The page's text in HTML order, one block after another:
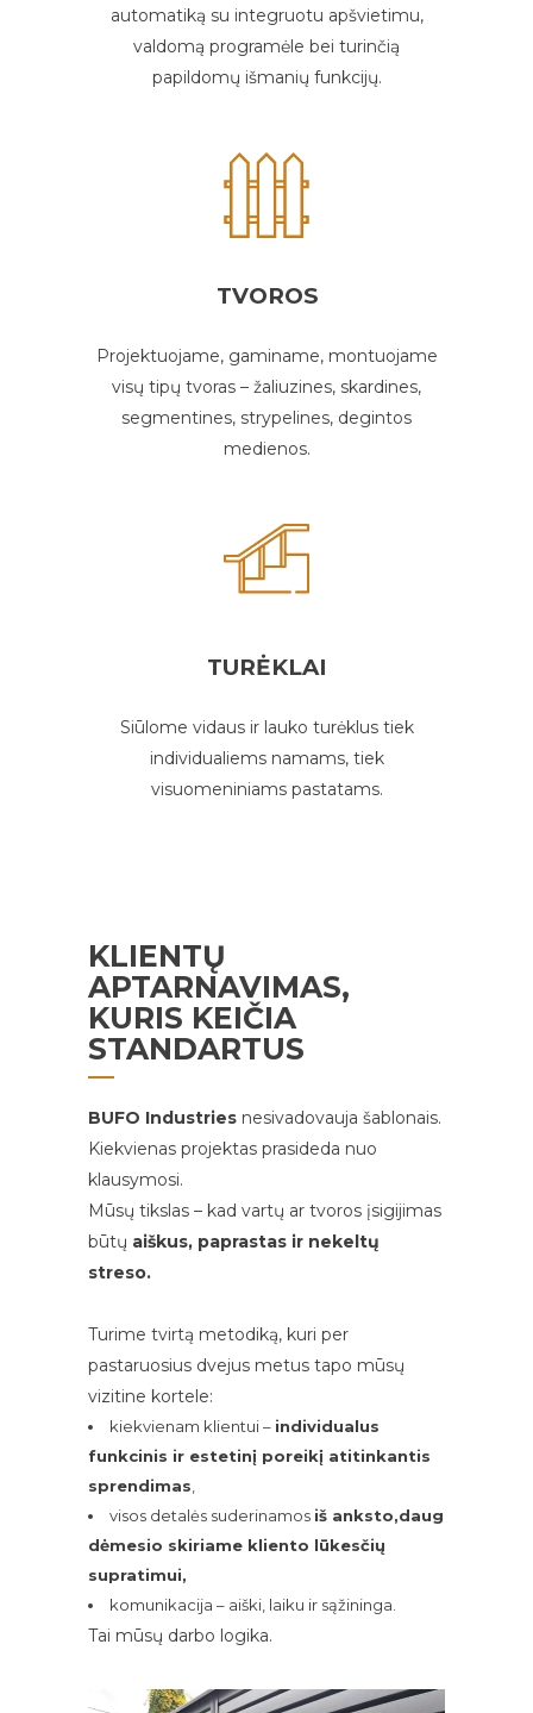
automatiką su integruotu apšvietimu,
valdomą programėle bei turinčią
papildomų išmanių funkcijų.
TVOROS
Projektuojame, gaminame, montuojame
visų tipų tvoras – žaliuzines, skardines,
segmentines, strypelines, degintos
medienos.
TURĖKLAI
Siūlome vidaus ir lauko turėklus tiek
individualiems namams, tiek
visuomeniniams pastatams.
KLIENTŲ
APTARNAVIMAS,
KURIS KEIČIA
STANDARTUS
BUFO Industries nesivadovauja šablonais.
Kiekvienas projektas prasideda nuo
klausymosi.
Mūsų tikslas – kad vartų ar tvoros įsigijimas
būtų aiškus, paprastas ir nekeltų
streso.
Turime tvirtą metodiką, kuri per
pastaruosius dvejus metus tapo mūsų
vizitine kortele:
kiekvienam klientui – individualus
funkcinis ir estetinį poreikį atitinkantis
sprendimas
visos detalės suderinamos iš anksto,daug
dėmesio skiriame kliento lūkesčių
supratimui,
komunikacija – aiški, laiku ir sąžininga.
Tai mūsų darbo logika.